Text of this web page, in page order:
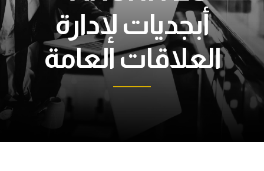
أبجديات لإدارة
العلاقات العامة